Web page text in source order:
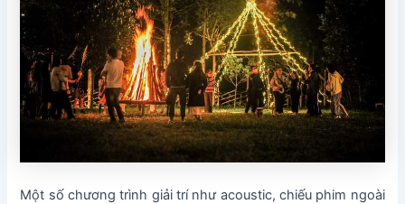
Một số chương trình giải trí như acoustic, chiếu phim ngoài